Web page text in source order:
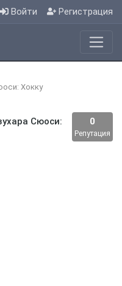
Войти Регистрация
Хокку
Сюоси:
0
Репутация